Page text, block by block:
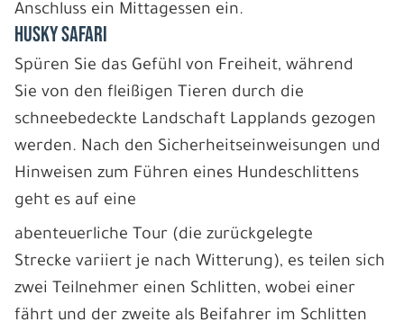
Anschluss ein Mittagessen ein.
HUSKY SAFARI
Spüren Sie das Gefühl von Freiheit, während
Sie von den fleißigen Tieren durch die
schneebedeckte Landschaft Lapplands gezogen
werden. Nach den Sicherheitseinweisungen und
Hinweisen zum Führen eines Hundeschlittens
geht es auf eine
abenteuerliche Tour (die zurückgelegte
Strecke variiert je nach Witterung), es teilen sich
zwei Teilnehmer einen Schlitten, wobei einer
fährt und der zweite als Beifahrer im Schlitten